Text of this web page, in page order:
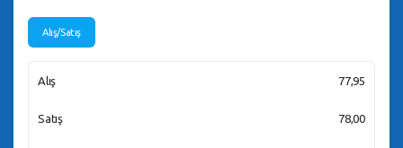
Alış/Satış
Alış 77,95
Satış 78,00